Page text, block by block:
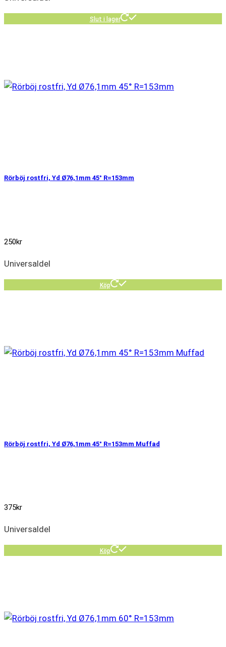
Slut i lager
Rörböj rostfri, Yd Ø76,1mm 45° R=153mm
250kr
Universaldel
Köp
Rörböj rostfri, Yd Ø76,1mm 45° R=153mm Muffad
375kr
Universaldel
Köp